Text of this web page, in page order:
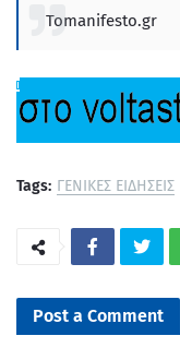
Tomanifesto.gr
Tags: ΓΕΝΙΚΕΣ ΕΙΔΗΣΕΙΣ
Post a Comment